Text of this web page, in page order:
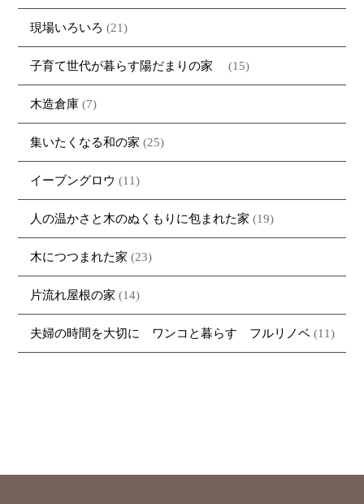
現場いろいろ (21)
子育て世代が暮らす陽だまりの家 (15)
木造倉庫 (7)
集いたくなる和の家 (25)
イーブングロウ (11)
人の温かさと木のぬくもりに包まれた家 (19)
木につつまれた家 (23)
片流れ屋根の家 (14)
夫婦の時間を大切に ワンコと暮らす フルリノベ (11)